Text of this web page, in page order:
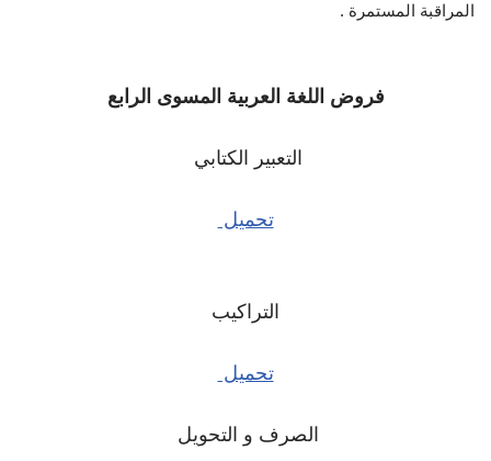
المراقبة المستمرة .
فروض اللغة العربية المسوى الرابع
التعبير الكتابي
تحميل
التراكيب
تحميل
الصرف و التحويل